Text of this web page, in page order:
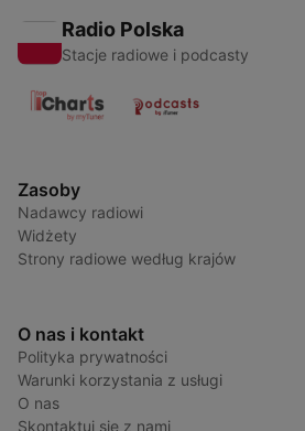
Radio Polska
Stacje radiowe i podcasty
Zasoby
Nadawcy radiowi
Widżety
Strony radiowe według krajów
O nas i kontakt
Polityka prywatności
Warunki korzystania z usługi
O nas
Skontaktuj się z nami